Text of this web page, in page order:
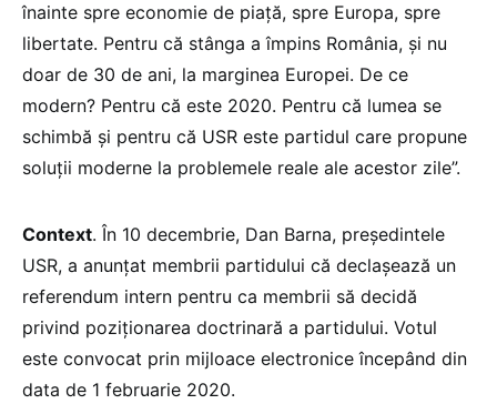
înainte spre economie de piață, spre Europa, spre
libertate. Pentru că stânga a împins România, și nu
doar de 30 de ani, la marginea Europei. De ce
modern? Pentru că este 2020. Pentru că lumea se
schimbă și pentru că USR este partidul care propune
soluții moderne la problemele reale ale acestor zile”.
Context. În 10 decembrie, Dan Barna, președintele
USR, a anunțat membrii partidului că declașează un
referendum intern pentru ca membrii să decidă
privind poziționarea doctrinară a partidului. Votul
este convocat prin mijloace electronice începând din
data de 1 februarie 2020.